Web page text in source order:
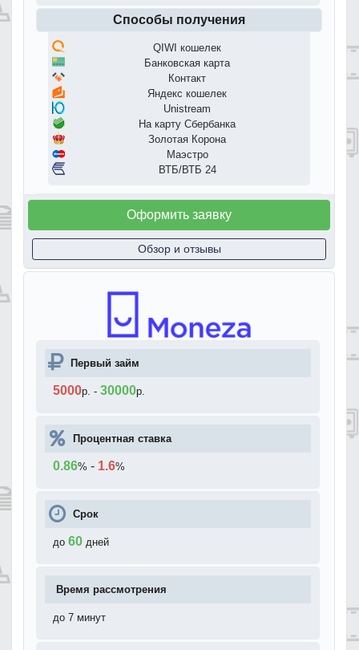
Способы получения
QIWI кошелек
Банковская карта
Контакт
Яндекс кошелек
Unistream
На карту Сбербанка
Золотая Корона
Маэстро
ВТБ/ВТБ 24
Оформить заявку
Обзор и отзывы
Первый займ
5000р. - 30000р.
Процентная ставка
0.86% - 1.6%
Срок
до 60 дней
Время рассмотрения
до 7 минут